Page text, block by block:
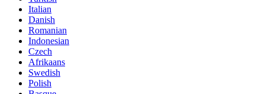
Italian
Danish
Romanian
Indonesian
Czech
Afrikaans
Swedish
Polish